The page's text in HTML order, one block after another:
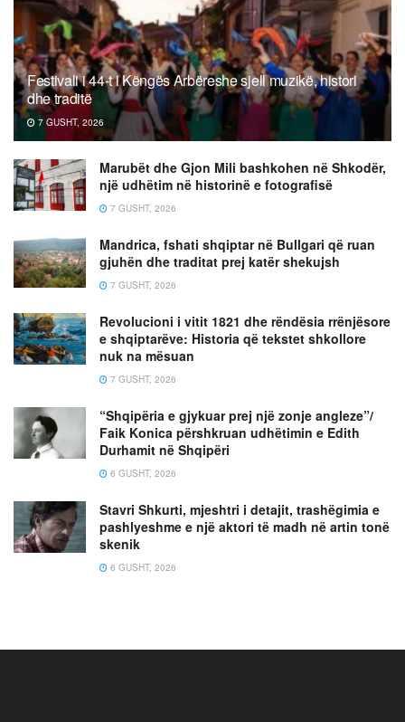
Festivali i 44-t i Këngës Arbëreshe sjell muzikë, histori
dhe traditë
7 GUSHT, 2026
Marubët dhe Gjon Mili bashkohen në Shkodër,
një udhëtim në historinë e fotografisë
7 GUSHT, 2026
Mandrica, fshati shqiptar në Bullgari që ruan
gjuhën dhe traditat prej katër shekujsh
7 GUSHT, 2026
Revolucioni i vitit 1821 dhe rëndësia rrënjësore
e shqiptarëve: Historia që tekstet shkollore
nuk na mësuan
7 GUSHT, 2026
“Shqipëria e gjykuar prej një zonje angleze”/
Faik Konica përshkruan udhëtimin e Edith
Durhamit në Shqipëri
6 GUSHT, 2026
Stavri Shkurti, mjeshtri i detajit, trashëgimia e
pashlyeshme e një aktori të madh në artin tonë
skenik
6 GUSHT, 2026